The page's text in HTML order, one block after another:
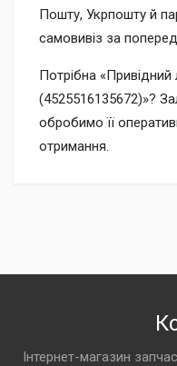
Пошту, Укрпошту й
самовивіз за
Потрібна
(4525516135672)»?
обробимо її
отримання.
Інтернет-магазин